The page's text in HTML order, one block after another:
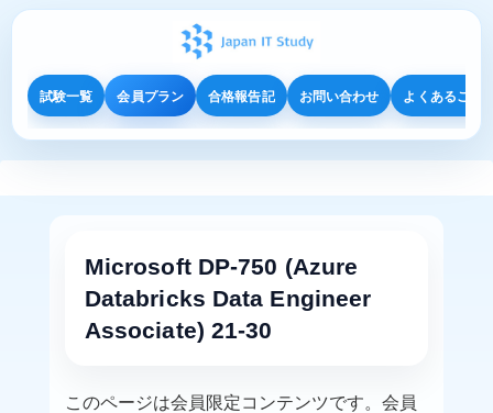
試験一覧 会員プラン 合格報告記 お問い合わせ よくあるご質
Microsoft DP-750 (Azure
Databricks Data Engineer
Associate) 21-30
このページは会員限定コンテンツです。会員